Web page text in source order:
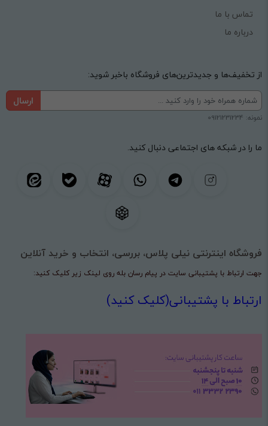
تماس با ما
درباره ما
از تخفیف‌ها و جدیدترین‌های فروشگاه باخبر شوید:
ارسال
نمونه: 09121231234
ما را در شبکه های اجتماعی دنبال کنید.
فروشگاه اینترنتی نیلی پلاس، بررسی، انتخاب و خرید آنلاین
جهت ارتباط با پشتیبانی سایت در پیام رسان بله روی لینک زیر کلیک کنید:
ارتباط با پشتیبانی(کلیک کنید)